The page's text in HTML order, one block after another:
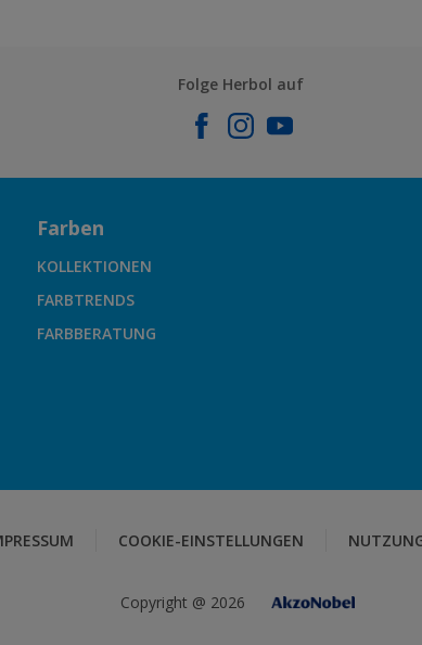
Folge Herbol auf
Farben
KOLLEKTIONEN
FARBTRENDS
FARBBERATUNG
COOKIE-EINSTELLUNGEN
Copyright @ 2026